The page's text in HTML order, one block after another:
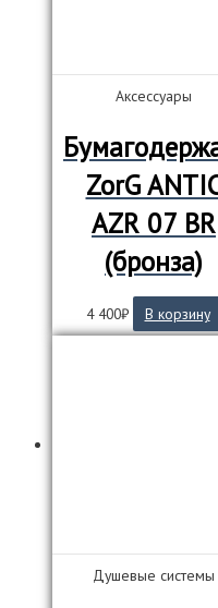
Аксессуары
ZorG
AZR 07 BR
(бронза)
4 400₽ В корзину
Душевые системы